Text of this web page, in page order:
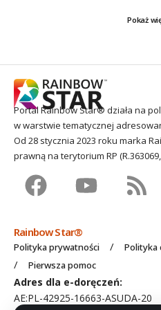
Pokaż
Portal Rainbow Star® działa na
w warstwie tematycznej
Od 28 stycznia 2023 roku marka
prawną na terytorium RP
Rainbow Star®
Polityka prywatności
Polityka
Pierwsza pomoc
Adres dla e-doręczeń:
AE:PL-42925-16663-ASUDA-20